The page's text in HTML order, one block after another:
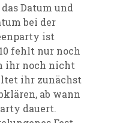
Datum und
bei der
ist
fehlt nur noch
ihr noch nicht
ihr zunächst
ab wann
dauert.